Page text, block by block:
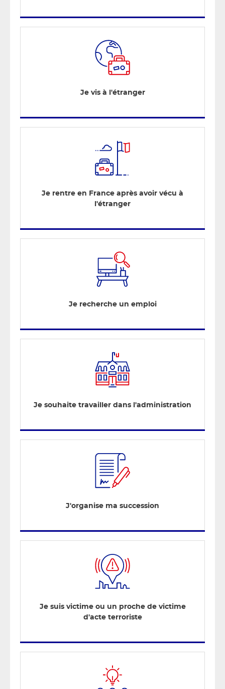
Je vis à l'étranger
Je rentre en France après avoir vécu à
l'étranger
Je recherche un emploi
Je souhaite travailler dans l'administration
J'organise ma succession
Je suis victime ou un proche de victime
d'acte terroriste